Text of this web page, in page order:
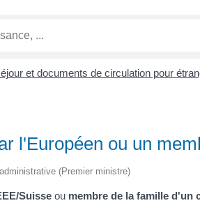
et documents de circulation pour
l'Européen ou un
(Premier ministre)
Suisse ou membre de la famille d'un